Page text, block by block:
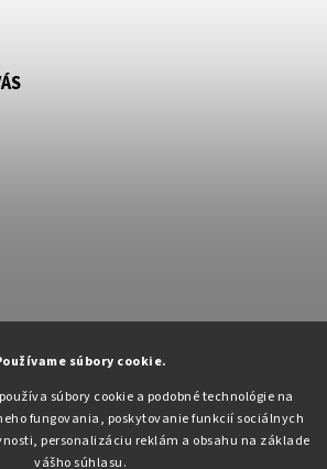
súbory cookie.
súbory cookie a podobné technológie na
fungovania, poskytovanie funkcií sociálnych
personalizáciu reklám a obsahu na základe
vášho súhlasu.